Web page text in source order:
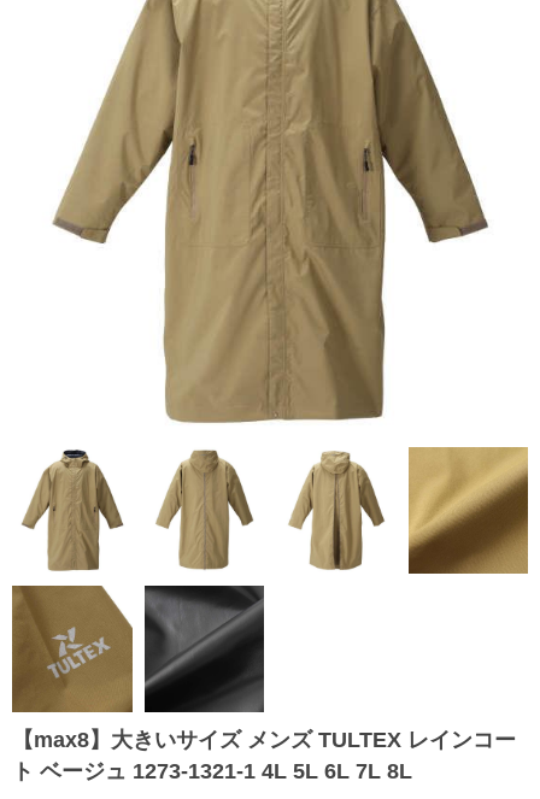
【max8】大きいサイズ メンズ TULTEX レインコー
ト ベージュ 1273-1321-1 4L 5L 6L 7L 8L